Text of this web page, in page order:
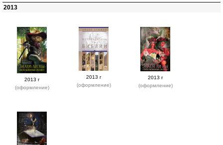
2013
2013 г
(оформление)
2013 г
(оформление)
2013 г
(оформление)